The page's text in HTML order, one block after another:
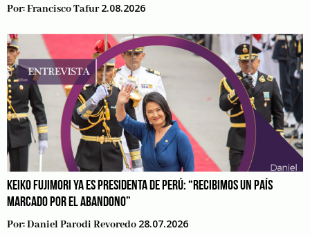
Por:Francisco Tafur 2.08.2026
KEIKO FUJIMORI YA ES PRESIDENTA DE PERÚ: “RECIBIMOS UN PAÍS
MARCADO POR EL ABANDONO”
Por:Daniel Parodi Revoredo 28.07.2026